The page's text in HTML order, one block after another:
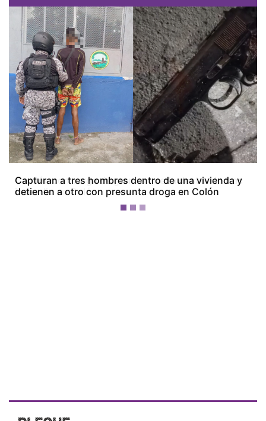
Camión con carga de granos queda destruido tras
incendio en Colón
Previous Next